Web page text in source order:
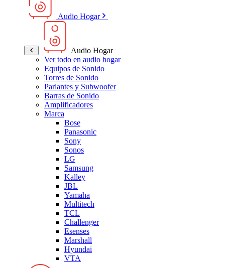
Audio Hogar
Audio Hogar
Ver todo en audio hogar
Equipos de Sonido
Torres de Sonido
Parlantes y Subwoofer
Barras de Sonido
Amplificadores
Marca
Bose
Panasonic
Sony
Sonos
LG
Samsung
Kalley
JBL
Yamaha
Multitech
TCL
Challenger
Esenses
Marshall
Hyundai
VTA